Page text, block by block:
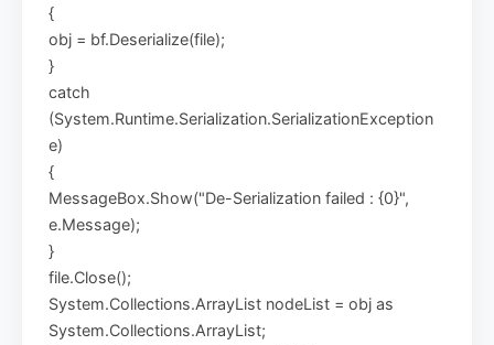
{
obj = bf.Deserialize(file);
}
catch
(System.Runtime.Serialization.SerializationException
e)
{
MessageBox.Show("De-Serialization failed : {0}",
e.Message);
}
file.Close();
System.Collections.ArrayList nodeList = obj as
System.Collections.ArrayList;